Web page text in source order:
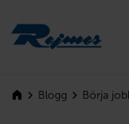
Blogg